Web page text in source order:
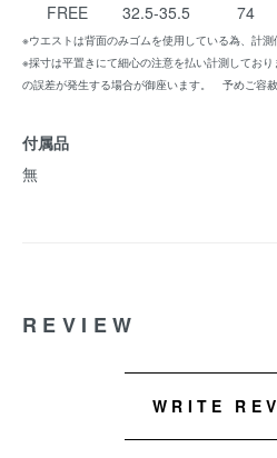
FREE
32.5-35.5 74
※ウエストは背面のみゴムを使用している為、計測
※採寸は平置きにて細心の注意を払い計測してお
の誤差が発生する場合が御座います。 予めご容赦
付属品
無
REVIEW
WRITE